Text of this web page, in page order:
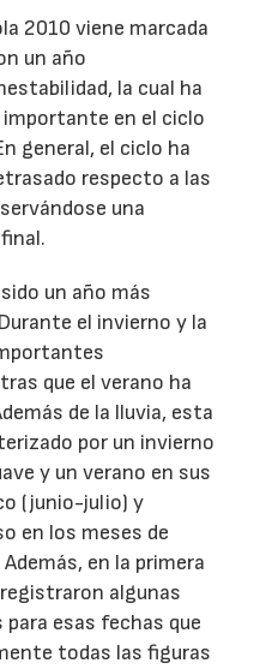
2010 viene marcada
un año
la cual ha
en el ciclo
general, el ciclo ha
respecto a las
una
un año más
el invierno y la
que el verano ha
de la lluvia, esta
por un invierno
y un verano en sus
(junio-julio) y
en los meses de
en la primera
algunas
esas fechas que
todas las figuras